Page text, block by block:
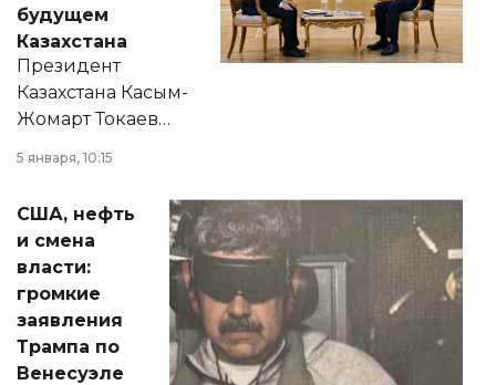
будущем
Казахстана
Президент
Казахстана Касым-
Жомарт Токаев
сразу несколько
актуальных тем —
от слухов о
политических
реформах до
вопросов армии,
экономики и
личного здоровья.
5 января, 10:15
США, нефть
и смена
власти:
громкие
заявления
Трампа по
Венесуэле